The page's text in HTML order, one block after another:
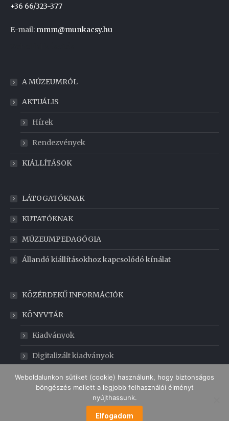
+36 66/323-377
E-mail: mmm@munkacsy.hu
A MÚZEUMRÓL
AKTUÁLIS
Hírek
Rendezvények
KIÁLLÍTÁSOK
LÁTOGATÓKNAK
KUTATÓKNAK
MÚZEUMPEDAGÓGIA
Állandó kiállításokhoz kapcsolódó kínálat
KÖZÉRDEKŰ INFORMÁCIÓK
KÖNYVTÁR
Kiadványok
Digitalizált kiadványok
GABONAMÚZEUM
MENÜ
Weboldalunkon sütiket (cookie) használunk, hogy biztonságos
böngészés mellett a legjobb felhasználói élményt
nyújthassunk.
Elfogadom